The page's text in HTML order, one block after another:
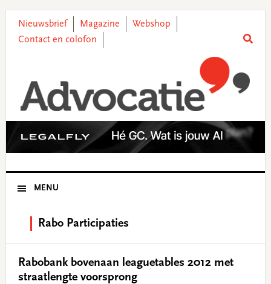
primary
main
primary
footer
Nieuwsbrief Magazine
Webshop
Contact en colofon
MENU
Rabo Participaties
Rabobank bovenaan leaguetables 2012 met
straatlengte voorsprong